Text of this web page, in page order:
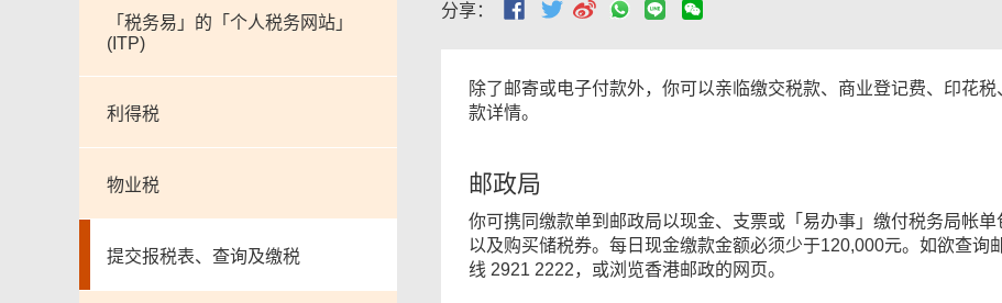
「税务易」的「个人税务网站」
(ITP)
利得税
物业税
提交报税表、查询及缴税
分享：
除了邮寄或电子付款外，你可以亲临缴交税款、商业登记费、印花
款详情。
邮政局
你可携同缴款单到邮政局以现金、支票或「易办事」缴付税务局帐单
以及购买储税券。每日现金缴款金额必须少于120,000元。如欲查询
线 2921 2222，或浏览香港邮政的网页。